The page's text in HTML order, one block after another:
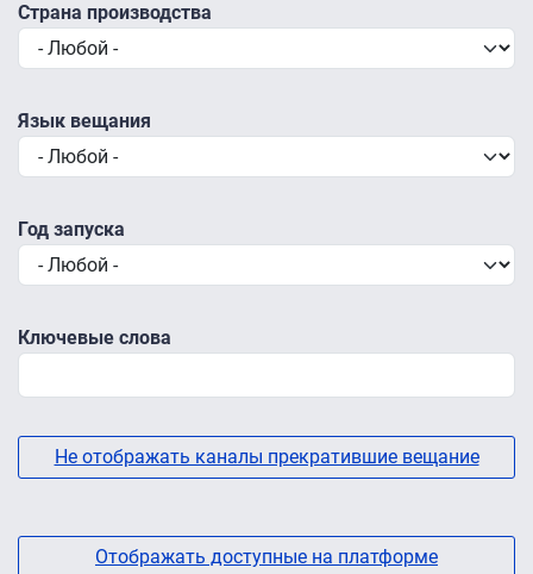
Страна производства
Язык вещания
Год запуска
Ключевые слова
Не отображать каналы прекратившие вещание
Отображать доступные на платформе